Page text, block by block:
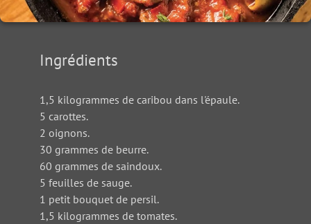
Ingrédients
1,5 kilogrammes de caribou dans l'épaule.
5 carottes.
2 oignons.
30 grammes de beurre.
60 grammes de saindoux.
5 feuilles de sauge.
1 petit bouquet de persil.
1,5 kilogrammes de tomates.